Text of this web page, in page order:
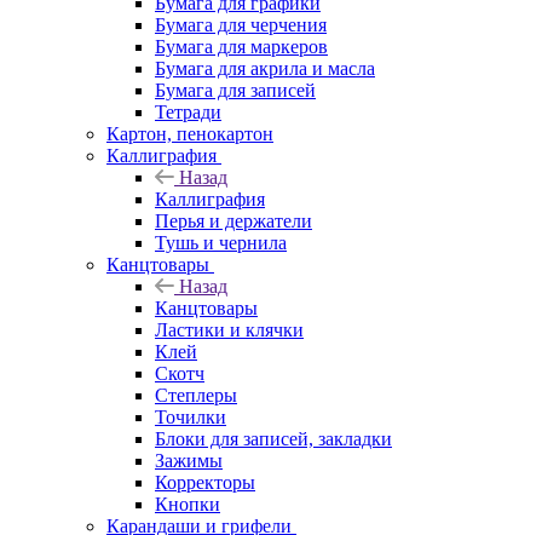
Бумага для черчения
Бумага для маркеров
Бумага для акрила и масла
Бумага для записей
Тетради
Картон, пенокартон
Каллиграфия
Назад
Каллиграфия
Перья и держатели
Тушь и чернила
Канцтовары
Назад
Канцтовары
Ластики и клячки
Клей
Скотч
Степлеры
Точилки
Блоки для записей, закладки
Зажимы
Корректоры
Кнопки
Карандаши и грифели